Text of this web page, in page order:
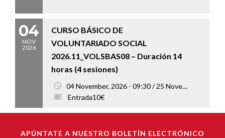
04
NOV
2026
CURSO BÁSICO DE
VOLUNTARIADO SOCIAL
2026.11_VOLSBAS08 – Duración 14
horas (4 sesiones)
04 November, 2026 - 09:30 / 25 November, 2026 - 13:00
Entrada10€
APÚNTATE A NUESTRO BOLETÍN ELECTRÓNICO